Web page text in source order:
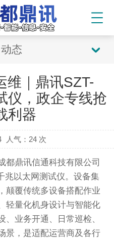
态
维｜鼎讯SZT-
仪，政企专线抢
利器
人气： 24 次
都鼎讯信通科技有限公司
兆以太网测试仪。设备集
颠覆传统多设备搭配作业
轻量化机身设计与智能化
业务开通、日常巡检、
景，是适配运营商及各行